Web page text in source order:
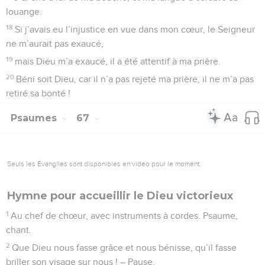
louange.
18 Si j’avais eu l’injustice en vue dans mon cœur, le Seigneur
ne m’aurait pas exaucé,
19 mais Dieu m’a exaucé, il a été attentif à ma prière.
20 Béni soit Dieu, car il n’a pas rejeté ma prière, il ne m’a pas
retiré sa bonté !
Psaumes 67
Seuls les Évangiles sont disponibles en vidéo pour le moment.
Hymne pour accueillir le Dieu victorieux
1 Au chef de chœur, avec instruments à cordes. Psaume,
chant.
2 Que Dieu nous fasse grâce et nous bénisse, qu’il fasse
briller son visage sur nous ! – Pause.